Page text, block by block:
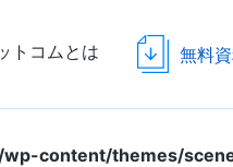
トコムとは 無料
content/themes/